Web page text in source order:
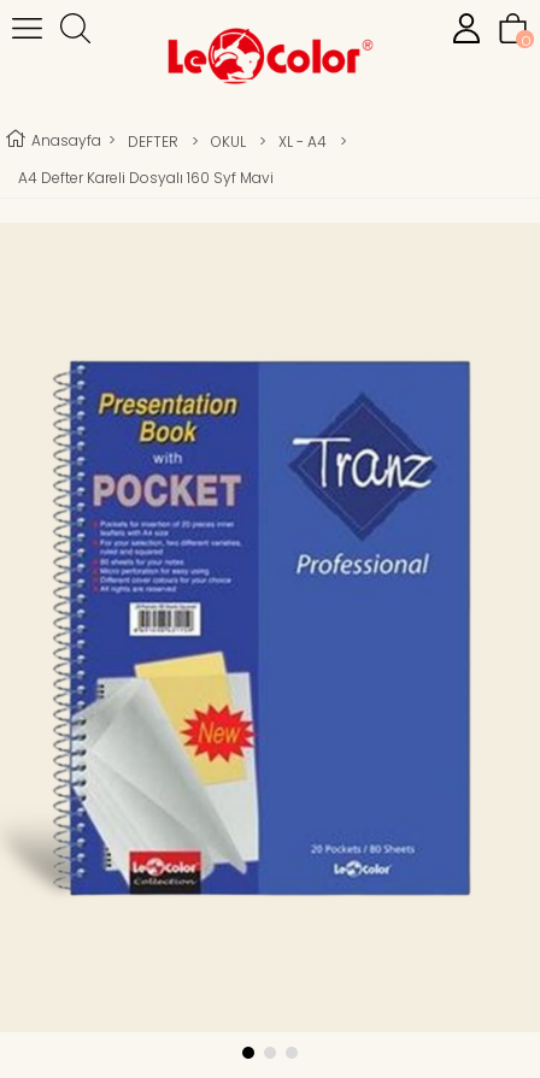
0
Anasayfa > DEFTER > OKUL > XL - A4
>
A4 Defter Kareli Dosyalı 160 Syf Mavi